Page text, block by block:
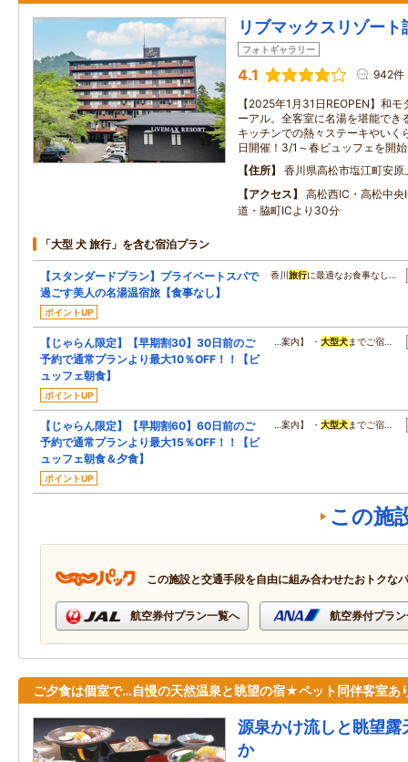
リブマックスリゾー
フォトギャラリー
4.1 942件
【2025年1月31日REOPEN】和
ーアル。全客室に名湯を堪能でき
キッチンでの熱々ステーキやいく
日開催！3/1～春ビュッフェを開
住所
香川県高松市塩江町安
アクセス
高松西IC・高松中
道・脇町ICより30分
「大型 犬 旅行」を含む宿泊プラン
【スタンダードプラン】プライベートスパで
過ごす美人の名湯温宿旅【食事なし】
ポイントUP
香川 旅行に最適なお食事なし…
【じゃらん限定】【早期割30】30日前のご
予約で通常プランより最大10％OFF！！【ビ
ュッフェ朝食】
ポイントUP
…案内】 ・大型犬までご宿…
【じゃらん限定】【早期割60】60日前のご
予約で通常プランより最大15％OFF！！【ビ
ュッフェ朝食＆夕食】
ポイントUP
…案内】 ・大型犬までご宿…
この施
この施設と交通手段を自由に組み合わせたおトクな
航空券付プラン一覧へ 航空券付プラ
ご夕食は個室で…自慢の天然温泉と眺望の宿★ペット同伴客室あ
源泉かけ流しと眺望
か